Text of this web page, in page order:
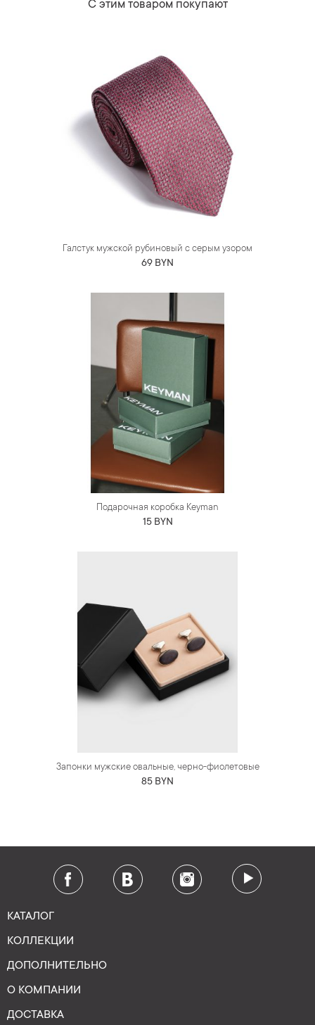
С этим товаром покупают
Галстук мужской рубиновый с серым узором
69 BYN
Подарочная коробка Keyman
15 BYN
Запонки мужские овальные, черно-фиолетовые
85 BYN
КАТАЛОГ
КОЛЛЕКЦИИ
ДОПОЛНИТЕЛЬНО
О КОМПАНИИ
ДОСТАВКА